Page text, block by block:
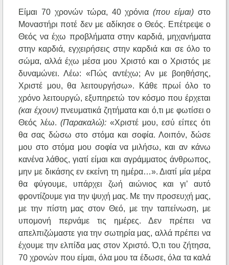
Είμαι 70 χρονών τώρα, 40 χρόνια(που είμαι) στο
Μοναστήρι ποτέ δεν με αδίκησε ο Θεός. Επέτρεψε ο
Θεός να έχω προβλήματα στην καρδιά, μηχανήματα
στην καρδιά, εγχειρήσεις στην καρδιά και σε όλο το
σώμα, αλλά έχω μέσα μου Χριστό και ο Χριστός με
δυναμώνει. Λέω: «Πώς αντέχω; Αν με βοηθήσης,
Χριστέ μου, θα λειτουργήσω». Κάθε πρωί όλο το
χρόνο λειτουργώ, εξυπηρετώ τον κόσμο που έρχεται
(και έχουν) πνευματικά ζητήματα και ό,τι με φωτίσει ο
Θεός λέω. (Παρακαλώ): «Χριστέ μου, εσύ είπες ότι
θα σας δώσω στο στόμα και σοφία. Λοιπόν, δώσε
μου στο στόμα μου σοφία να μιλήσω, και αν κάνω
κανένα λάθος, γιατί είμαι και αγράμματος άνθρωπος,
μην με δικάσης εν εκείνη τη ημέρα…». Διατί μία μέρα
θα φύγουμε, υπάρχει ζωή αιώνιος και γι’ αυτό
φροντίζουμε για την ψυχή μας. Με την προσευχή μας,
με την πίστη μας στον Θεό, με την ταπείνωση, με
υπομονή περνάμε τις ημέρες. Δεν πρέπει να
απελπιζώμαστε για την σωτηρία μας, αλλά πρέπει να
έχουμε την ελπίδα μας στον Χριστό. Ό,τι του ζήτησα,
70 χρονών που είμαι, όλα μου τα έδωσε, όλα τα καλά